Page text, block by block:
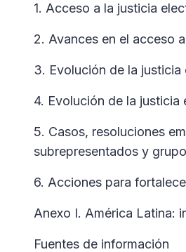
1. Acceso a la justicia
2. Avances en el acceso
3. Evolución de la
4. Evolución de la justicia
5. Casos, resoluciones
subrepresentados y
6. Acciones para
Anexo I. América Latina:
Fuentes de información